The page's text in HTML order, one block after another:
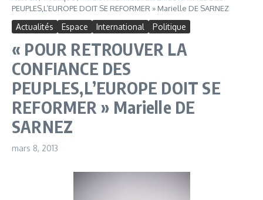
PEUPLES,L’EUROPE DOIT SE REFORMER » Marielle DE SARNEZ
Actualités Espace International Politique
« POUR RETROUVER LA
CONFIANCE DES
PEUPLES,L’EUROPE DOIT SE
REFORMER » Marielle DE
SARNEZ
mars 8, 2013